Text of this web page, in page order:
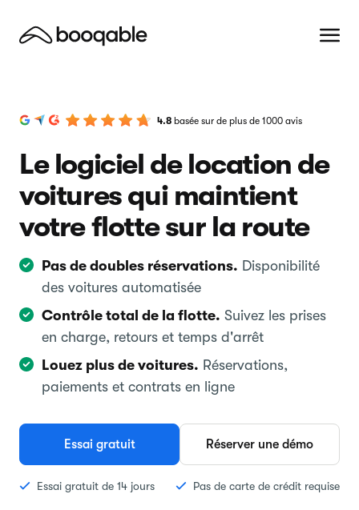
4.8 basée sur de plus de 1000 avis
Le logiciel de location de
voitures qui maintient
votre flotte sur la route
Pas de doubles réservations. Disponibilité
des voitures automatisée
Contrôle total de la flotte. Suivez les prises
en charge, retours et temps d'arrêt
Louez plus de voitures. Réservations,
paiements et contrats en ligne
Essai gratuit Réserver une démo
Essai gratuit de 14 jours Pas de carte de crédit requise